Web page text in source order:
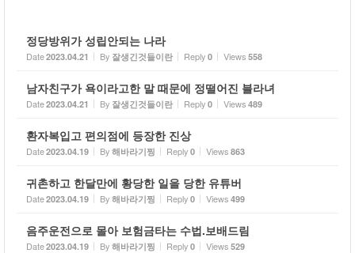
정당방위가 성립안되는 나라
Date2023.04.21 By 잘생긴것들이란 Reply 0 Views 558
남자친구가 욕이라고한 말 때문에 정떨어진 블라녀
Date2023.04.21 By 잘생긴것들이란 Reply 0 Views 489
환자복입고 편의점에 등장한 진상
Date2023.04.19 By 해바라기찡 Reply 0 Views 863
귀촌하고 한달만에 황당한 일을 당한 유튜버
Date2023.04.19 By 해바라기찡 Reply 0 Views 499
음주운전으로 몰아 보험금타는 수법.보배드림
Date2023.04.19 By 해바라기찡 Reply 0 Views 529